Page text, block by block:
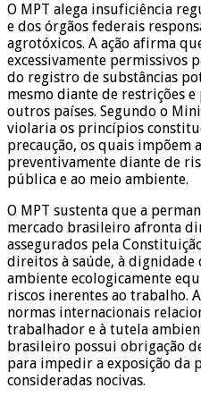
O MPT alega insuficiência
e dos órgãos federais
agrotóxicos. A ação afirma
excessivamente permissivos
do registro de substâncias
mesmo diante de restrições
outros países. Segundo o
violaria os princípios
precaução, os quais impõem
preventivamente diante de
pública e ao meio ambiente.
O MPT sustenta que a
mercado brasileiro afronta
assegurados pela
direitos à saúde, à dignidade
ambiente ecologicamente
riscos inerentes ao trabalho.
normas internacionais
trabalhador e à tutela
brasileiro possui obrigação
para impedir a exposição da
consideradas nocivas.